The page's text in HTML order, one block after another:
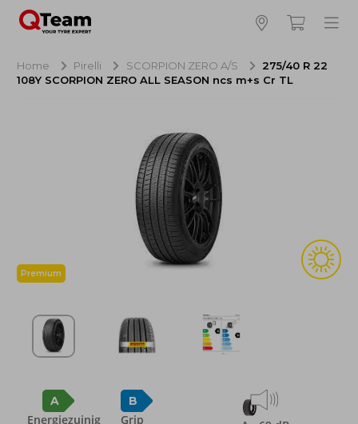
Hoeveel banden wilt u bestellen?
Totaal inclusief BTW:
Bestellen
Annuleren
Home Pirelli SCORPION ZERO A/S
275/40 R 22
108Y SCORPION ZERO ALL SEASON ncs m+s Cr TL
Premium
A
Energiezuinig
B
Grip